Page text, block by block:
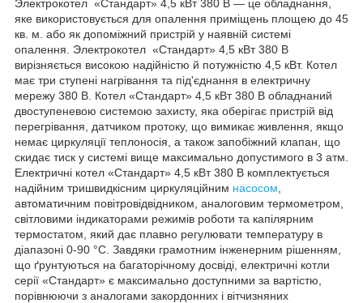
Электрокотел «Стандарт» 4,5 кВт 380 В — це обладнання,
яке використовується для опалення приміщень площею до 45
кв. м. або як допоміжний пристрій у наявній системі
опалення. Электрокотел «Стандарт» 4,5 кВт 380 В
вирізняється високою надійністю й потужністю 4,5 кВт. Котел
має три ступені нагрівання та під'єднання в електричну
мережу 380 В. Котел «Стандарт» 4,5 кВт 380 В обладнаний
двоступеневою системою захисту, яка оберігає пристрій від
перегрівання, датчиком протоку, що вимикає живлення, якщо
немає циркуляції теплоносія, а також запобіжний клапан, що
скидає тиск у системі вище максимально допустимого в 3 атм.
Електричні котел «Стандарт» 4,5 кВт 380 В комплектується
надійним тришвидкісним циркуляційним насосом
автоматичним повітровідвідником, аналоговим термометром,
світловими індикаторами режимів роботи та капілярним
термостатом, який дає плавно регулювати температуру в
діапазоні 0-90 °C. Завдяки грамотним інженерним рішенням,
що ґрунтуються на багаторічному досвіді, електричні котли
серії «Стандарт» є максимально доступними за вартістю,
порівнюючи з аналогами закордонних і вітчизняних